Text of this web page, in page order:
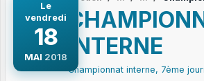
Le
vendredi
18
MAI 2018
INTERNE
Championnat interne, 7ème